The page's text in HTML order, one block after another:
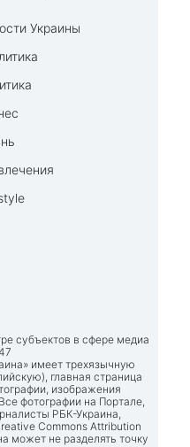
Украины
субъектов в сфере медиа
имеет трехязычную
главная страница
изображения
фотографии на Портале,
РБК-Украина,
Commons Attribution
может не разделять точку